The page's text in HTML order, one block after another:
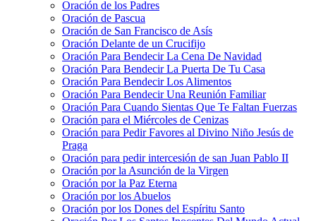
Oración de los Padres
Oración de Pascua
Oración de San Francisco de Asís
Oración Delante de un Crucifijo
Oración Para Bendecir La Cena De Navidad
Oración Para Bendecir La Puerta De Tu Casa
Oración Para Bendecir Los Alimentos
Oración Para Bendecir Una Reunión Familiar
Oración Para Cuando Sientas Que Te Faltan Fuerzas
Oración para el Miércoles de Cenizas
Oración para Pedir Favores al Divino Niño Jesús de
Praga
Oración para pedir intercesión de san Juan Pablo II
Oración por la Asunción de la Virgen
Oración por la Paz Eterna
Oración por los Abuelos
Oración por los Dones del Espíritu Santo